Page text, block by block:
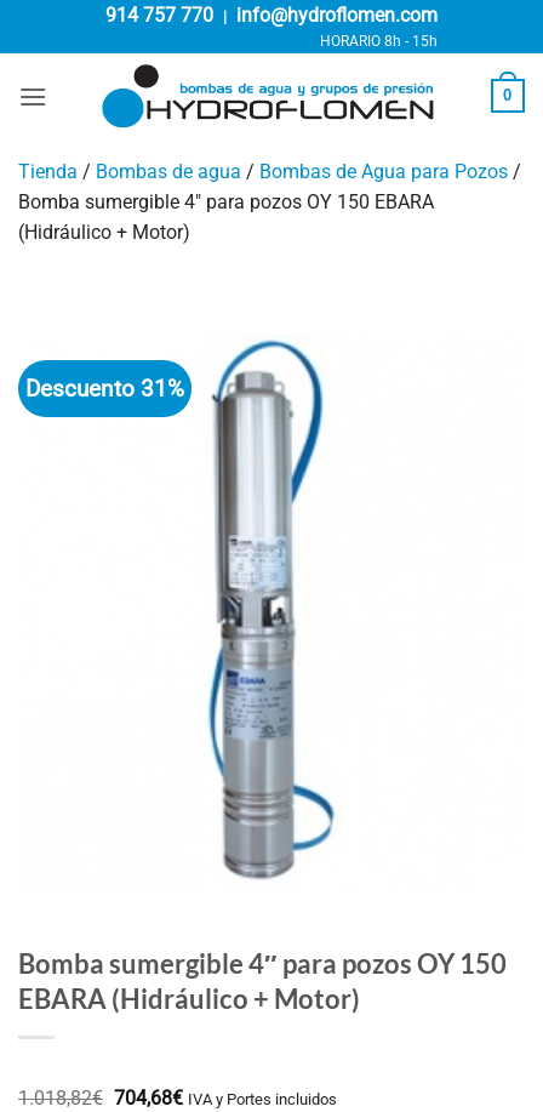
914 757 770 info@hydroflomen.com
HORARIO 8h - 15h
0
Tienda / Bombas de agua / Bombas de Agua para Pozos /
Bomba sumergible 4″ para pozos OY 150 EBARA
(Hidráulico + Motor)
Descuento 31%
Bomba sumergible 4″ para pozos OY 150
EBARA (Hidráulico + Motor)
1.018,82€ El
704,68€ElIVA y Portes incluidos